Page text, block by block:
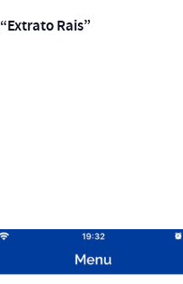
“Extrato Rais”